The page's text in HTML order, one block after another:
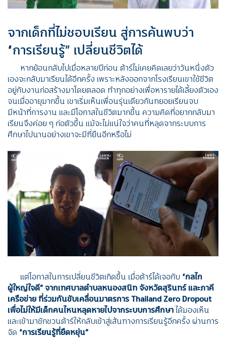
จากเด็กที่ไม่ชอบเรียน สู่การค้นพบว่า
“การเรียนรู้” เปลี่ยนชีวิตได้
หากย้อนกลับไปเมื่อหลายปีก่อน ต้าร์ไม่เคยคิดเลยว่าวันหนึ่งตัว
เองจะกลับมาเรียนได้อีกครั้ง เพราะหลังออกจากโรงเรียนเขาใช้ชีวิต
อยู่กับงานก่อสร้างมาโดยตลอด ทำทุกอย่างเพื่อหารายได้เลี้ยงตัวเอง
จนเมื่ออายุมากขึ้น เขาเริ่มเห็นเพื่อนรุ่นเดียวกันทยอยเรียนจบ
มีหน้าที่การงาน และมีโอกาสในชีวิตมากขึ้น ความคิดที่อยากกลับมา
เรียนจึงค่อย ๆ ก่อตัวขึ้น แม้จะไม่แน่ใจว่าคนที่หลุดจากระบบการ
ศึกษาไปนานอย่างเขาจะมีที่ยืนอีกหรือไม่
แต่โอกาสในการเปลี่ยนชีวิตเกิดขึ้น เมื่อต้าร์ได้เจอกับ “กลไก
ผู้ใหญ่ใจดี”จากเทศบาลตำบลหนองสนิท จังหวัดสุรินทร์ และภาคี
เครือข่าย ที่ร่วมกันขับเคลื่อนมาตรการThailand Zero Dropout
เพื่อไม่ให้มีเด็กคนไหนหลุดหายไปจากระบบการศึกษาได้มองเห็น
และเข้ามาชักชวนต้าร์ให้กลับเข้าสู่เส้นทางการเรียนรู้อีกครั้ง ผ่านการ
จัด “การเรียนรู้ที่ยืดหยุ่น”